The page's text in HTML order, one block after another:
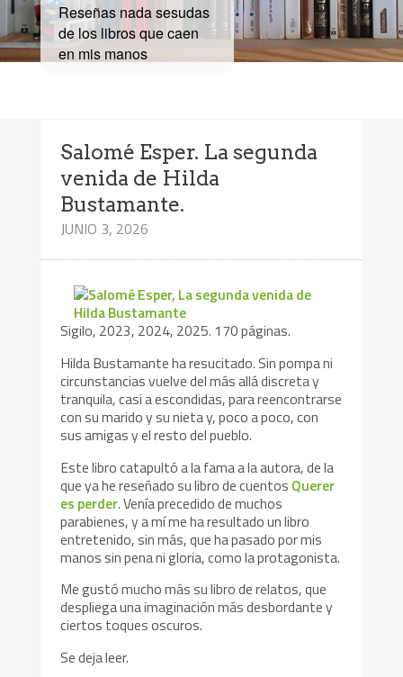
Reseñas nada sesudas
de los libros que caen
en mis manos
Salomé Esper. La segunda
venida de Hilda
Bustamante.
JUNIO 3, 2026
Sigilo, 2023, 2024, 2025. 170 páginas.
Hilda Bustamante ha resucitado. Sin pompa ni
circunstancias vuelve del más allá discreta y
tranquila, casi a escondidas, para reencontrarse
con su marido y su nieta y, poco a poco, con
sus amigas y el resto del pueblo.
Este libro catapultó a la fama a la autora, de la
que ya he reseñado su libro de cuentos Querer
es perder. Venía precedido de muchos
parabienes, y a mí me ha resultado un libro
entretenido, sin más, que ha pasado por mis
manos sin pena ni gloria, como la protagonista.
Me gustó mucho más su libro de relatos, que
despliega una imaginación más desbordante y
ciertos toques oscuros.
Se deja leer.